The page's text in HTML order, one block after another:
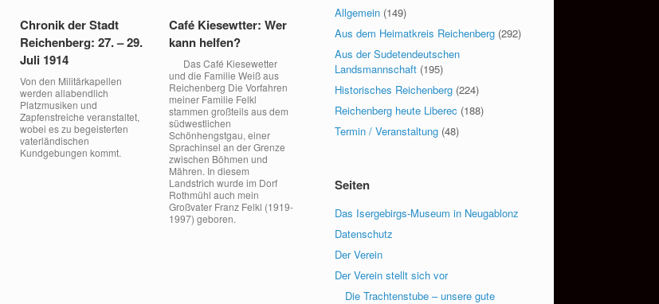
Chronik der Stadt
Reichenberg: 27. – 29.
Juli 1914
Von den Militärkapellen
werden allabendlich
Platzmusiken und
Zapfenstreiche veranstaltet,
wobei es zu begeisterten
vaterländischen
Kundgebungen kommt.
Café Kiesewtter: Wer
kann helfen?
Das Café Kiesewetter
und die Familie Weiß aus
Reichenberg Die Vorfahren
meiner Familie Felkl
stammen großteils aus dem
südwestlichen
Schönhengstgau, einer
Sprachinsel an der Grenze
zwischen Böhmen und
Mähren. In diesem
Landstrich wurde im Dorf
Rothmühl auch mein
Großvater Franz Felkl (1919-
1997) geboren.
Allgemein (149)
Aus dem Heimatkreis Reichenberg (292)
Aus der Sudetendeutschen
Landsmannschaft (195)
Historisches Reichenberg (224)
Reichenberg heute Liberec (188)
Termin / Veranstaltung (48)
Seiten
Das Isergebirgs-Museum in Neugablonz
Datenschutz
Der Verein
Der Verein stellt sich vor
Die Trachtenstube – unsere gute